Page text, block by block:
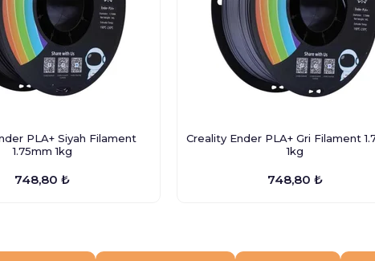
PLA+ Siyah Filament
1.75mm 1kg
748,80 ₺
Creality Ender PLA+ Gri Filament
1kg
748,80 ₺